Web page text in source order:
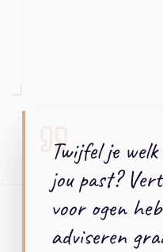
Twijfel je
jou past?
voor ogen
adviseren